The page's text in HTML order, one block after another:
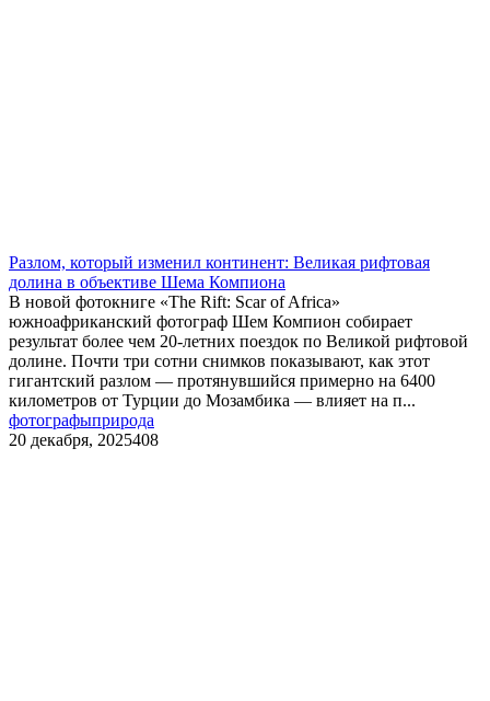
Разлом, который изменил континент: Великая рифтовая
долина в объективе Шема Компиона
В новой фотокниге «The Rift: Scar of Africa»
южноафриканский фотограф Шем Компион собирает
результат более чем 20-летних поездок по Великой рифтовой
долине. Почти три сотни снимков показывают, как этот
гигантский разлом — протянувшийся примерно на 6400
километров от Турции до Мозамбика — влияет на п...
фотографыприрода
20 декабря, 2025408